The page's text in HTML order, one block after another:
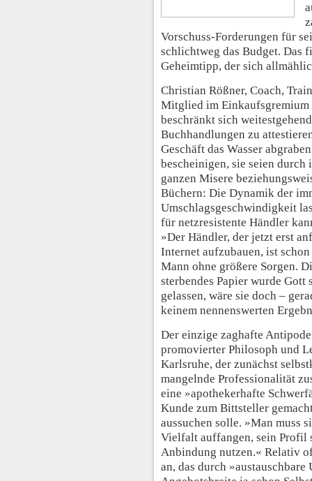
Vorschuss-Forderungen für
schlichtweg das Budget. Das
Geheimtipp, der sich
Christian Rößner, Coach,
Mitglied im Einkaufsgremium
beschränkt sich
Buchhandlungen zu
Geschäft das Wasser
bescheinigen, sie seien durch
ganzen Misere
Büchern: Die Dynamik der
Umschlagsgeschwindigkeit
für netzresistente Händler
»Der Händler, der jetzt erst
Internet aufzubauen, ist
Mann ohne größere Sorgen.
sterbendes Papier wurde
gelassen, wäre sie doch –
keinem nennenswerten
Der einzige zaghafte
promovierter Philosoph und
Karlsruhe, der zunächst
mangelnde Professionalität
eine »apothekerhafte
Kunde zum Bittsteller
aussuchen solle. »Man muss
Vielfalt auffangen, sein Profil
Anbindung nutzen.« Relativ
an, das durch